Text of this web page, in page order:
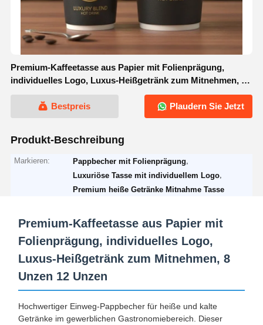
Premium-Kaffeetasse aus Papier mit Folienprägung,
individuelles Logo, Luxus-Heißgetränk zum Mitnehmen, 8
Bestpreis
Plaudern Sie Jetzt
Produkt-Beschreibung
Markieren: Pappbecher mit Folienprägung
Luxuriöse Tasse mit individuellem Logo
Premium heiße Getränke Mitnahme Tasse
Premium-Kaffeetasse aus Papier mit
Folienprägung, individuelles Logo,
Luxus-Heißgetränk zum Mitnehmen, 8
Unzen 12 Unzen
Hochwertiger Einweg-Pappbecher für heiße und kalte
Getränke im gewerblichen Gastronomiebereich. Dieser